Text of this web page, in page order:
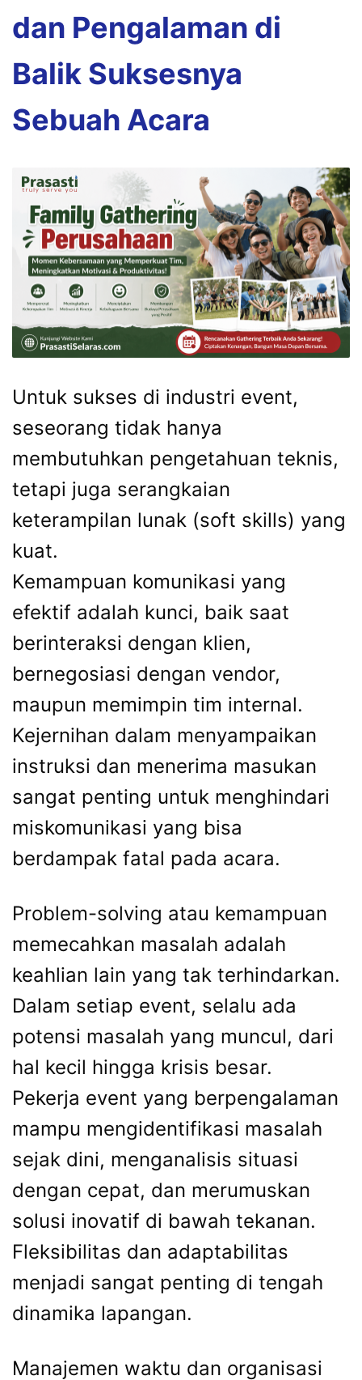
dan Pengalaman di
Balik Suksesnya
Sebuah Acara
Untuk sukses di industri event,
seseorang tidak hanya
membutuhkan pengetahuan teknis,
tetapi juga serangkaian
keterampilan lunak (soft skills) yang
kuat.
Kemampuan komunikasi yang
efektif adalah kunci, baik saat
berinteraksi dengan klien,
bernegosiasi dengan vendor,
maupun memimpin tim internal.
Kejernihan dalam menyampaikan
instruksi dan menerima masukan
sangat penting untuk menghindari
miskomunikasi yang bisa
berdampak fatal pada acara.
Problem-solving atau kemampuan
memecahkan masalah adalah
keahlian lain yang tak terhindarkan.
Dalam setiap event, selalu ada
potensi masalah yang muncul, dari
hal kecil hingga krisis besar.
Pekerja event yang berpengalaman
mampu mengidentifikasi masalah
sejak dini, menganalisis situasi
dengan cepat, dan merumuskan
solusi inovatif di bawah tekanan.
Fleksibilitas dan adaptabilitas
menjadi sangat penting di tengah
dinamika lapangan.
Manajemen waktu dan organisasi